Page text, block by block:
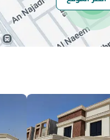
على العقار ؟
مطابقة لكود البناء
العقار مرهون
العقار مقيد